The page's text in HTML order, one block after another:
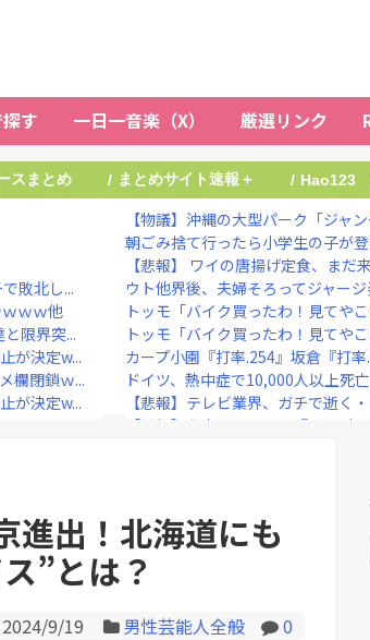
す 一日一音楽（X） 厳選リンク
スまとめ / まとめサイト速報＋ / Hao123
敗北し...
ｗｗ他
限界突...
が決定w...
欄閉鎖ｗ...
が決定w...
ルフ...
【物議】沖縄の大型パーク「ジャ
朝ごみ捨て行ったら小学生の子が
【悲報】 ワイの唐揚げ定食、まだ
ウト他界後、夫婦そろってジャー
トッモ「バイク買ったわ！見てや
トッモ「バイク買ったわ！見てや
カープ小園『打率.254』坂倉『打
ドイツ、熱中症で10,000人以上死
【悲報】テレビ業界、ガチで逝く
【衝撃】有吉、マツコに『ドン引
ひろゆき氏の妻・西村ゆか氏、新
Powered by livedoor 相互RSS
進出！北海道にも
”とは？
2024/9/19 男性芸能人全般 0